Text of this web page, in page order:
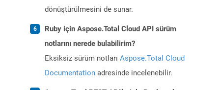
dönüştürülmesini de sunar.
Ruby için Aspose.Total Cloud API sürüm
notlarını nerede bulabilirim?
Eksiksiz sürüm notları Aspose.Total Cloud
Documentation adresinde incelenebilir.